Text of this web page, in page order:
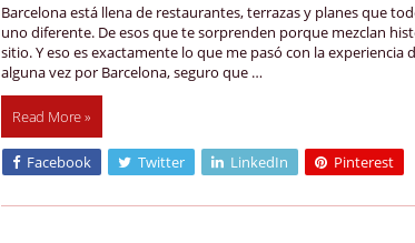
Barcelona está llena de restaurantes, terrazas y planes que
uno diferente. De esos que te sorprenden porque mezclan
sitio. Y eso es exactamente lo que me pasó con la experiencia
alguna vez por Barcelona, seguro que …
Read More »
Facebook Twitter LinkedIn Pinterest